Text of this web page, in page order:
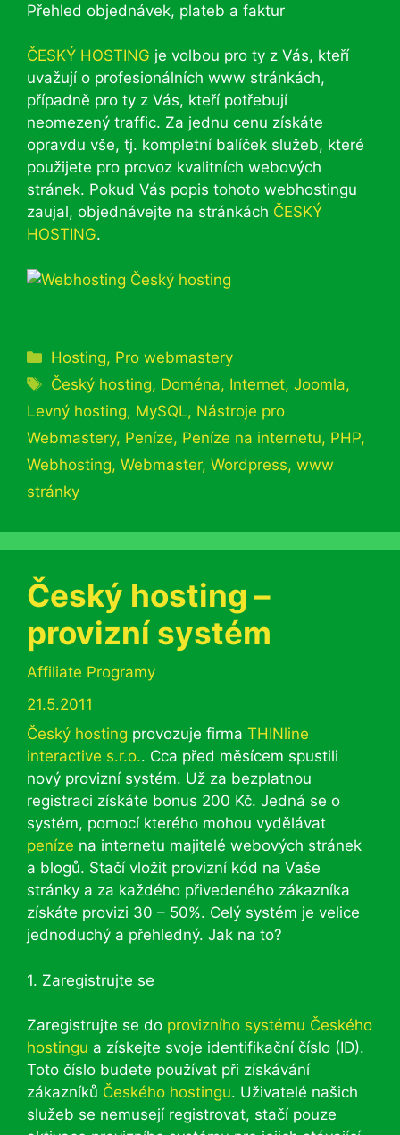
Přehled objednávek, plateb a faktur
ČESKÝ HOSTING je volbou pro ty z Vás, kteří
uvažují o profesionálních www stránkách,
případně pro ty z Vás, kteří potřebují
neomezený traffic. Za jednu cenu získáte
opravdu vše, tj. kompletní balíček služeb, které
použijete pro provoz kvalitních webových
stránek. Pokud Vás popis tohoto webhostingu
zaujal, objednávejte na stránkách ČESKÝ
HOSTING.
Rubriky
Hosting, Pro webmastery
Štítky
Český hosting, Doména, Internet,Joomla,
Levný hosting, MySQL, Nástroje pro
Webmastery, Peníze, Peníze na internetu, PHP,
Webhosting, Webmaster, Wordpress, www
stránky
Český hosting –
provizní systém
Rubriky
Affiliate Programy
21.5.2011
Český hosting provozuje firma THINline
interactive s.r.o.. Cca před měsícem spustili
nový provizní systém. Už za bezplatnou
registraci získáte bonus 200 Kč. Jedná se o
systém, pomocí kterého mohou vydělávat
peníze na internetu majitelé webových stránek
a blogů. Stačí vložit provizní kód na Vaše
stránky a za každého přivedeného zákazníka
získáte provizi 30 – 50%. Celý systém je velice
jednoduchý a přehledný. Jak na to?
1. Zaregistrujte se
Zaregistrujte se do provizního systému Českého
hostingu a získejte svoje identifikační číslo (ID).
Toto číslo budete používat při získávání
zákazníků Českého hostingu. Uživatelé našich
služeb se nemusejí registrovat, stačí pouze